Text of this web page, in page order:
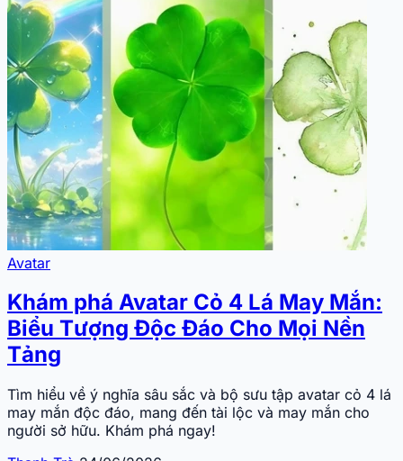
Avatar
Khám phá Avatar Cỏ 4 Lá May Mắn:
Biểu Tượng Độc Đáo Cho Mọi Nền
Tảng
Tìm hiểu về ý nghĩa sâu sắc và bộ sưu tập avatar cỏ 4 lá
may mắn độc đáo, mang đến tài lộc và may mắn cho
người sở hữu. Khám phá ngay!